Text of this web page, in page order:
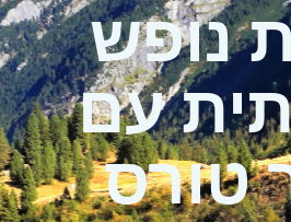
נופש
עם
טורס